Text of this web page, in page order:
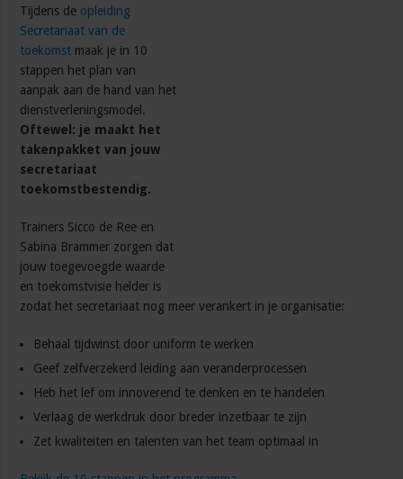
Tijdens de opleiding
Secretariaat van de
toekomst maak je in 10
stappen het plan van
aanpak aan de hand van het
dienstverleningsmodel.
Oftewel: je maakt het
takenpakket van jouw
secretariaat
toekomstbestendig.
Trainers Sicco de Ree en
Sabina Brammer zorgen dat
jouw toegevoegde waarde
en toekomstvisie helder is
zodat het secretariaat nog meer verankert in je organisatie:
Behaal tijdwinst door uniform te werken
Geef zelfverzekerd leiding aan veranderprocessen
Heb het lef om innoverend te denken en te handelen
Verlaag de werkdruk door breder inzetbaar te zijn
Zet kwaliteiten en talenten van het team optimaal in